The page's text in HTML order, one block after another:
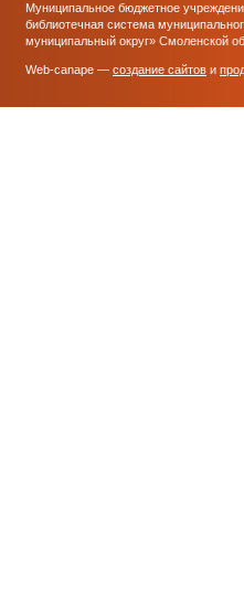
Муниципальное бюджетное
библиотечная система
муниципальный округ» Смоленской
Web-canape — создание сайтов и